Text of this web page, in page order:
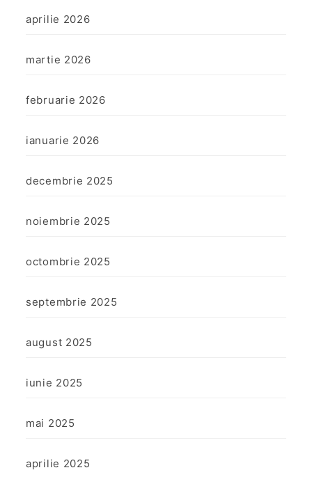
aprilie 2026
martie 2026
februarie 2026
ianuarie 2026
decembrie 2025
noiembrie 2025
octombrie 2025
septembrie 2025
august 2025
iunie 2025
mai 2025
aprilie 2025